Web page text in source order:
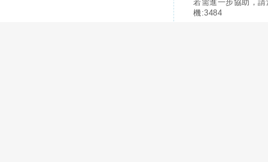
若需進一步協助，
機:3484